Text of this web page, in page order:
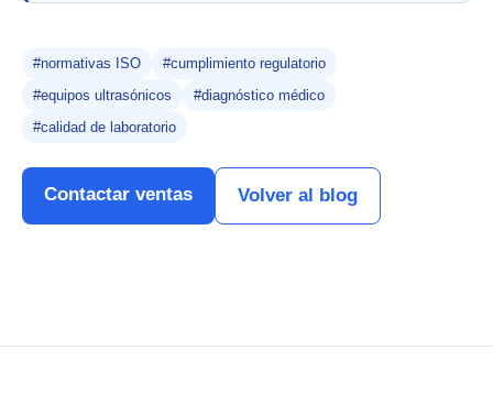
#normativas ISO
#cumplimiento regulatorio
#equipos ultrasónicos
#diagnóstico médico
#calidad de laboratorio
Contactar ventas Volver al blog